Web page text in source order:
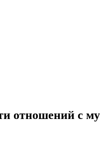
отношений с